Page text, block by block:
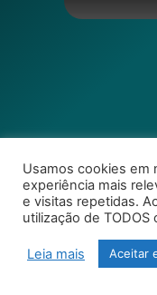
Usamos cookies em
experiência mais
e visitas repetidas.
utilização de TODOS
Leia mais Aceitar